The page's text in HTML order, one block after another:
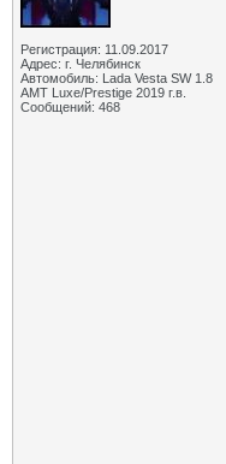
Регистрация: 11.09.2017
Адрес: г. Челябинск
Автомобиль: Lada Vesta SW 1.8
АМТ Luxe/Prestige 2019 г.в.
Сообщений: 468